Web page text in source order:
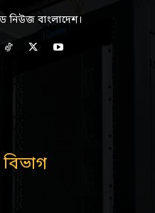
বাংলাদেশ।